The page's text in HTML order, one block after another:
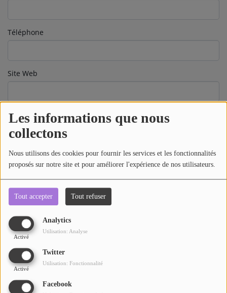
Les informations que nous
collectons
Nous utilisons des cookies pour fournir les services et les fonctionnalités
proposés sur notre site et pour améliorer l'expérience de nos utilisateurs.
Tout accepter Tout refuser
Analytics
Activé
Utilisation: Analyse
Twitter
Activé
Utilisation: Fonctionnalité
Facebook
UN HAVRE DE CULTURE
AU TOUR DE ... AUTOUR DE ....
ÊTRE-BIEN
LE LIVE RADIO GIRAFE
BOULEVARD DES ARTISTES
LES MOTS À LA BOUCHE
SPORT ADDICT
PETITS RÉCITS DE JAZZ
Contact
Téléphone
Site Web
Sujet*
Message*